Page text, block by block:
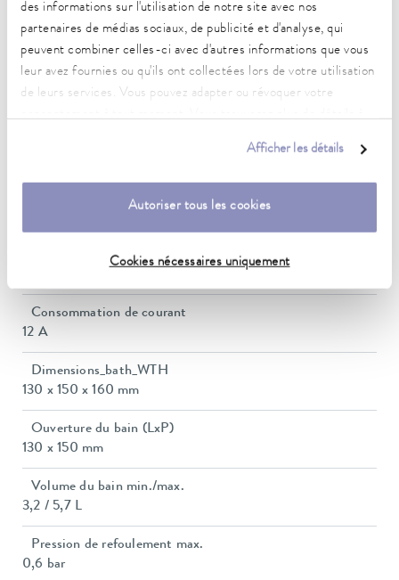
des informations sur l'utilisation de notre site avec nos
partenaires de médias sociaux, de publicité et d'analyse, qui
peuvent combiner celles-ci avec d'autres informations que vous
leur avez fournies ou qu'ils ont collectées lors de votre utilisation
de leurs services. Vous pouvez adapter ou révoquer votre
Afficher les détails
Autoriser tous les cookies
Cookies nécessaires uniquement
Plage de température de fonctionnement
-35 ... 200 °C
Plage de température ambiante
Puissance absorbée max.
Consommation de courant
12 A
Dimensions_bath_WTH
130 x 150 x 160 mm
Ouverture du bain (LxP)
130 x 150 mm
Volume du bain min./max.
3,2 / 5,7 L
Pression de refoulement max.
0,6 bar